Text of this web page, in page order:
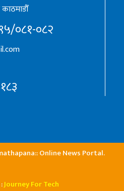
काठमाडौँ
०८१-०८२
Online News Portal.
:Journey For Tech